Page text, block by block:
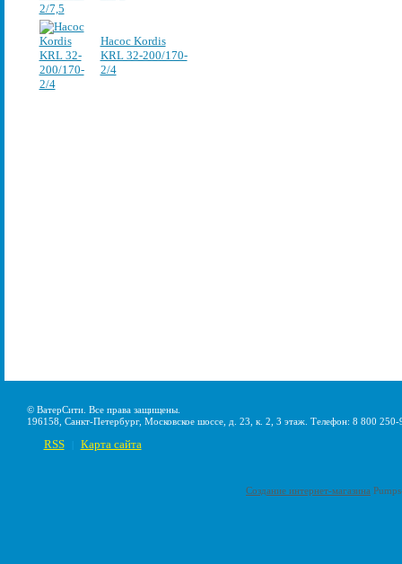
Насос Kordis
KRL 32-200/170-
2/4
© ВатерСити. Все права защищены.
196158, Санкт-Петербург, Московское шоссе, д. 23, к. 2, 3 этаж. Телефон: 8 800
RSS Карта сайта
Создание интернет-магазина